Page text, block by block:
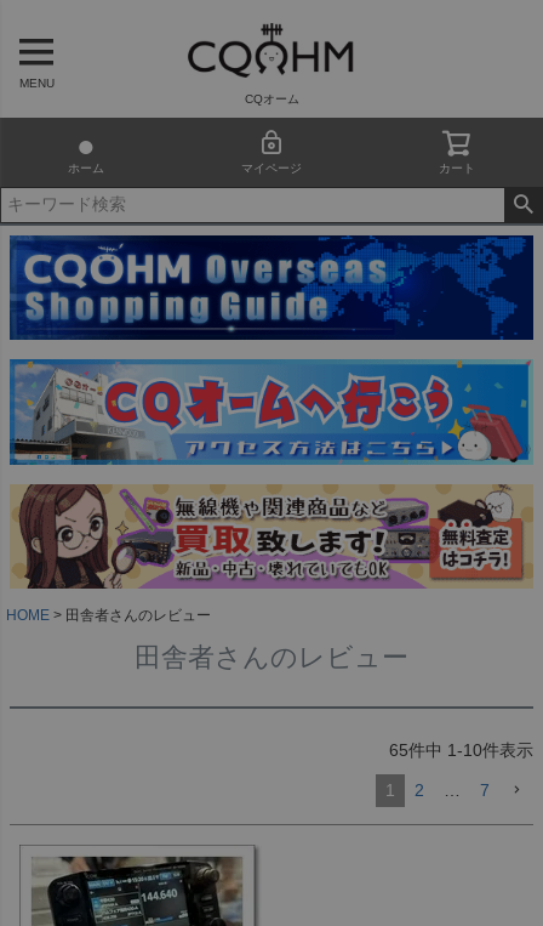
MENU
CQオーム
ホーム マイページ カート
HOME 田舎者さんのレビュー
田舎者さんのレビュー
65件中 1-10件表示
1 2 7